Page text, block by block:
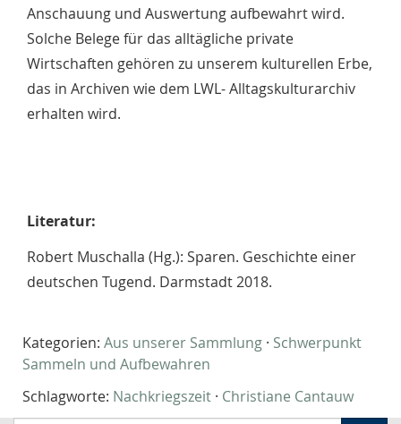
Anschauung und Auswertung aufbewahrt wird.
Solche Belege für das alltägliche private
Wirtschaften gehören zu unserem kulturellen Erbe,
das in Archiven wie dem LWL- Alltagskulturarchiv
erhalten wird.
Literatur:
Robert Muschalla (Hg.): Sparen. Geschichte einer
deutschen Tugend. Darmstadt 2018.
Kategorien: Aus unserer Sammlung · Schwerpunkt
Sammeln und Aufbewahren
Schlagworte: Nachkriegszeit · Christiane Cantauw